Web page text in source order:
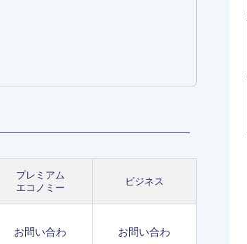
プレミアム
エコノミー
ビジネス
お問い合わ
お問い合わ